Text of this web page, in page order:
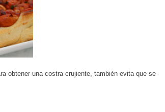
obtener una costra crujiente, también evita que se